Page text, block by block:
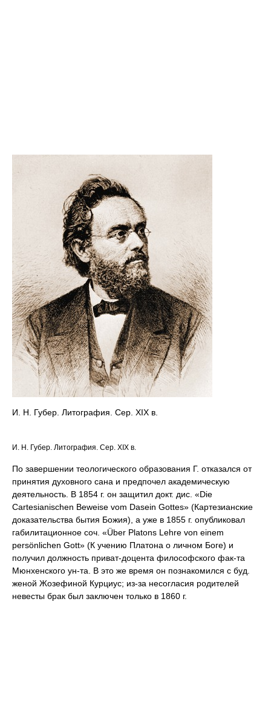
И. Н. Губер. Литография. Сер. XIX в.
И. Н. Губер. Литография. Сер. XIX в.
По завершении теологического образования Г. отказался от
принятия духовного сана и предпочел академическую
деятельность. В 1854 г. он защитил докт. дис. «Die
Cartesianischen Beweise vom Dasein Gottes» (Картезианские
доказательства бытия Божия), а уже в 1855 г. опубликовал
габилитационное соч. «Über Platons Lehre von einem
persönlichen Gott» (К учению Платона о личном Боге) и
получил должность приват-доцента философского фак-та
Мюнхенского ун-та. В это же время он познакомился с буд.
женой Жозефиной Курциус; из-за несогласия родителей
невесты брак был заключен только в 1860 г.